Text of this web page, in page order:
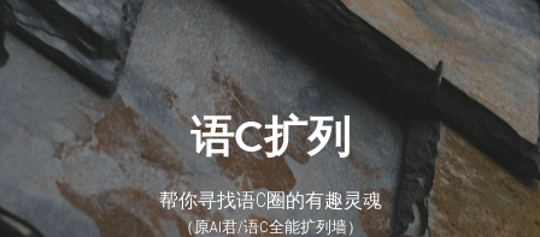
语C扩列
下载地址
关于我们
语C扩列
帮你寻找语C圈的有趣灵魂
（原AI君/语C全能扩列墙）